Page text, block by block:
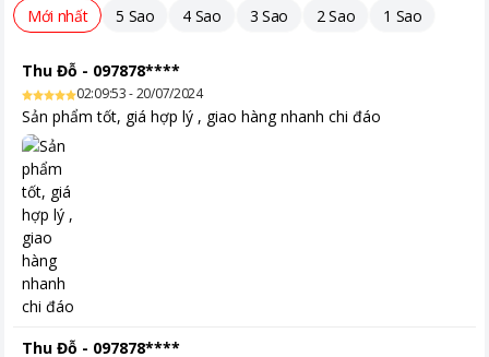
Mới nhất 5 Sao 4 Sao 3 Sao 2 Sao 1 Sao
Thu Đỗ - 097878****
02:09:53 - 20/07/2024
Sản phẩm tốt, giá hợp lý , giao hàng nhanh chi đáo
Thu Đỗ - 097878****